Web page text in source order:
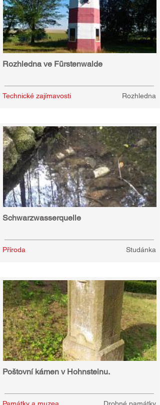
Rozhledna ve Fürstenwalde
Technické zajímavosti Rozhledna
Schwarzwasserquelle
Příroda Studánka
Poštovní kámen v Hohnsteinu.